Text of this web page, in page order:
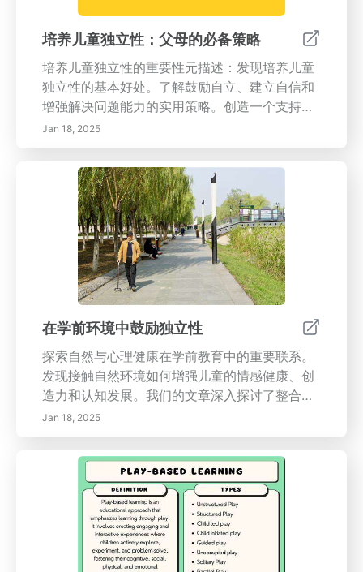
培养儿童独立性：父母的必备策略
培养儿童独立性的重要性元描述：发现培养儿童
独立性的基本好处。了解鼓励自立、建立自信和
增强解决问题能力的实用策略。创造一个支持性
环境，培养韧性和批判性思维。---培养儿童独立
性是他们发展的重要方面。本综合指南探讨了鼓
励自给自足的众多好处，包括促进自尊和批判性
思维能力。学习如何实施适龄责任，设定明确期
望，并提供建设性的反馈，以培养儿童的自主
感。发现实用的方法帮助儿童应对挑战并增强他
们的决策能力。通过参与户外活动和鼓励小任
务，您可以提升孩子的自信心和解决问题的能
力。了解如何创建一个结构合理但灵活的家庭环
境，以培养独立性，同时提供必要的支持。覆盖
的关键主题：- 培养独立性的重要性- 鼓励自立的
实用策略- 通过独立任务建立自信- 支持性家庭环
境的影响 探索我们的文章，赋予您的孩子权力，
为他们成功和具有韧性的未来装备所需技能。
Jan 18, 2025
在学前环境中鼓励独立性
探索自然与心理健康在学前教育中的重要联系。
发现接触自然环境如何增强儿童的情感健康、创
造力和认知发展。我们的文章深入探讨了整合自
然启发学习环境的好处，鼓励独立探索，以及解
决城市与自然之间的鸿沟。了解如何设计包容性
的绿色空间以及城市绿化对儿童发展的积极影
响。为教育工作者和家庭提供策略，以培养学前
儿童的独立性和对环境的欣赏。与我们一起促进
心理健康，培养年轻学习者与自然的终身联系！
Jan 18, 2025